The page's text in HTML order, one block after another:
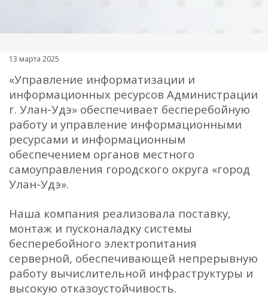
13 марта 2025
«Управление информатизации и
информационных ресурсов Администрации
г. Улан-Удэ» обеспечивает бесперебойную
работу и управление информационными
ресурсами и информационным
обеспечением органов местного
самоуправления городского округа «город
Улан-Удэ».
Наша компания реализовала поставку,
монтаж и пусконаладку системы
бесперебойного электропитания
серверной, обеспечивающей непрерывную
работу вычислительной инфраструктуры и
высокую отказоустойчивость.